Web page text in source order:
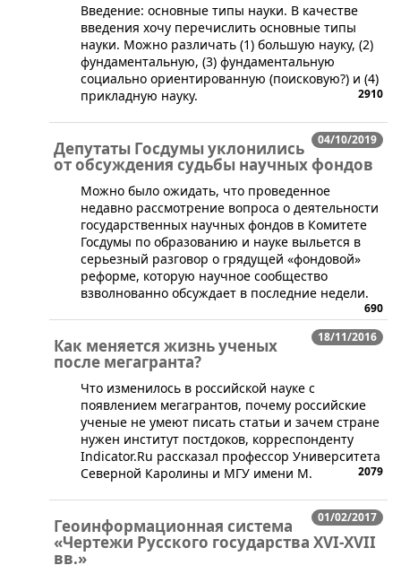
​​​Введение: основные типы науки. В качестве
введения хочу перечислить основные типы
науки. Можно различать (1) большую науку, (2)
фундаментальную, (3) фундаментальную
социально ориентированную (поисковую?) и (4)
прикладную науку.
2910
04/10/2019
Депутаты Госдумы уклонились
от обсуждения судьбы научных фондов
​Можно было ожидать, что проведенное
недавно рассмотрение вопроса о деятельности
государственных научных фондов в Комитете
Госдумы по образованию и науке выльется в
серьезный разговор о грядущей «фондовой»
реформе, которую научное сообщество
взволнованно обсуждает в последние недели.
690
18/11/2016
Как меняется жизнь ученых
после мегагранта?
​Что изменилось в российской науке с
появлением мегагрантов, почему российские
ученые не умеют писать статьи и зачем стране
нужен институт постдоков, корреспонденту
Indicator.Ru рассказал профессор Университета
Северной Каролины и МГУ имени М.
2079
01/02/2017
Геоинформационная система
«Чертежи Русского государства XVI-XVII
вв.»